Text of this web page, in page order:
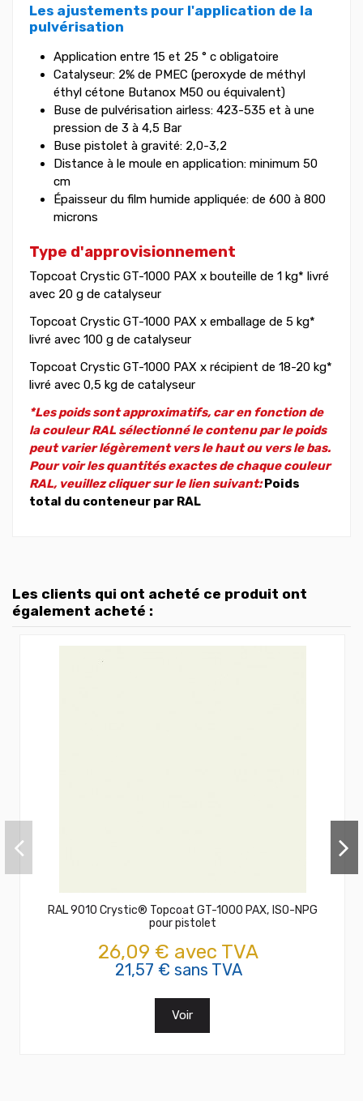
Les ajustements pour l'application de la
pulvérisation
Application entre 15 et 25 ° c obligatoire
Catalyseur: 2% de PMEC (peroxyde de méthyl
éthyl cétone Butanox M50 ou équivalent)
Buse de pulvérisation airless: 423-535 et à une
pression de 3 à 4,5 Bar
Buse pistolet à gravité: 2,0-3,2
Distance à le moule en application: minimum 50
cm
Épaisseur du film humide appliquée: de 600 à 800
microns
Type d'approvisionnement
Topcoat Crystic GT-1000 PAX x bouteille de 1 kg* livré
avec 20 g de catalyseur
Topcoat Crystic GT-1000 PAX x emballage de 5 kg*
livré avec 100 g de catalyseur
Topcoat Crystic GT-1000 PAX x récipient de 18-20 kg*
livré avec 0,5 kg de catalyseur
*Les poids sont approximatifs, car en fonction de
la couleur RAL sélectionné le contenu par le poids
peut varier légèrement vers le haut ou vers le bas.
Pour voir les quantités exactes de chaque couleur
RAL, veuillez cliquer sur le lien suivant:Poids
total du conteneur par RAL
Les clients qui ont acheté ce produit ont
également acheté :
RAL 9010 Crystic® Topcoat GT-1000 PAX, ISO-NPG
pour pistolet
26,09 € avec TVA
21,57 € sans TVA
Voir